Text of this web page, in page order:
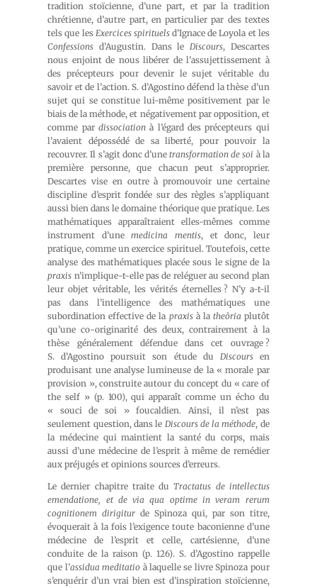
tradition stoïcienne, d’une part, et par la tradition
chrétienne, d’autre part, en particulier par des textes
tels que les Exercices spirituelsd’Ignace de Loyola et les
Confessions d’Augustin. Dans leDiscours, Descartes
nous enjoint de nous libérer de l’assujettissement à
des précepteurs pour devenir le sujet véritable du
savoir et de l’action. S. d’Agostino défend la thèse d’un
sujet qui se constitue lui-même positivement par le
biais de la méthode, et négativement par opposition, et
comme par dissociationà l’égard des précepteurs qui
l’avaient dépossédé de sa liberté, pour pouvoir la
recouvrer. Il s’agit donc d’unetransformation de soi à la
première personne, que chacun peut s’approprier.
Descartes vise en outre à promouvoir une certaine
discipline d’esprit fondée sur des règles s’appliquant
aussi bien dans le domaine théorique que pratique. Les
mathématiques apparaîtraient elles-mêmes comme
instrument d’unemedicina mentis, et donc, leur
pratique, comme un exercice spirituel. Toutefois, cette
analyse des mathématiques placée sous le signe de la
praxis n’implique-t-elle pas de reléguer au second plan
leur objet véritable, les vérités éternelles ? N’y a-t-il
pas dans l’intelligence des mathématiques une
subordination effective de la praxisà la theôriaplutôt
qu’une co-originarité des deux, contrairement à la
thèse généralement défendue dans cet ouvrage ?
S. d’Agostino poursuit son étude du Discoursen
produisant une analyse lumineuse de la « morale par
provision », construite autour du concept du « care of
the self » (p. 100), qui apparaît comme un écho du
« souci de soi » foucaldien. Ainsi, il n’est pas
seulement question, dans le Discours de la méthode, de
la médecine qui maintient la santé du corps, mais
aussi d’une médecine de l’esprit à même de remédier
aux préjugés et opinions sources d’erreurs.
Le dernier chapitre traite duTractatus de intellectus
emendatione, et de via qua optime in veram rerum
cognitionem dirigitur de Spinoza qui, par son titre,
évoquerait à la fois l’exigence toute baconienne d’une
médecine de l’esprit et celle, cartésienne, d’une
conduite de la raison (p. 126). S. d’Agostino rappelle
que l’assidua meditatio à laquelle se livre Spinoza pour
s’enquérir d’un vrai bien est d’inspiration stoïcienne,